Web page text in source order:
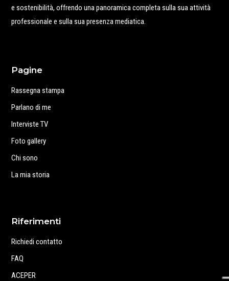
e sostenibilità, offrendo una panoramica completa sulla sua attività
professionale e sulla sua presenza mediatica.
Pagine
Rassegna stampa
Parlano di me
Interviste TV
Foto gallery
Chi sono
La mia storia
Riferimenti
Richiedi contatto
FAQ
ACEPER